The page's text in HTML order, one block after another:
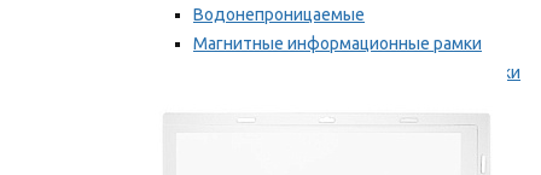
Водонепроницаемые
Магнитные информационные рамки
Самоклеящиеся информационные рамки